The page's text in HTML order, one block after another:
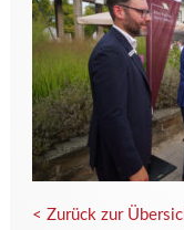
< Zurück zur